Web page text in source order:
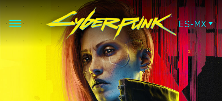
ES-MX